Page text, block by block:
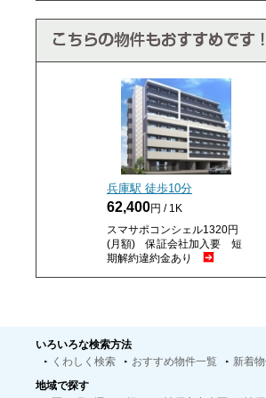
兵庫駅 徒歩10分
62,400円 / 1K
スマサポコンシェル1320円
(月額) 保証会社加入要 短
期解約違約金あり
いろいろな検索方法
くわしく検索
おすすめ物件一覧 新着
地域で探す